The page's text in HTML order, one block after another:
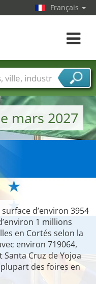
mars 2027
d’environ 3954
1 millions
en Cortés selon la
environ 719064,
Cruz de Yojoa
des foires en
Français
Toggle
Secteurs de foire